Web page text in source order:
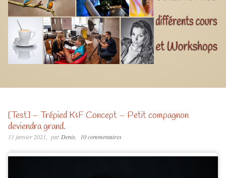
[Test] – Trépied K&F Concept – Petit compagnon
deviendra grand.
11 janvier 2021 parDenis 10 commentaires